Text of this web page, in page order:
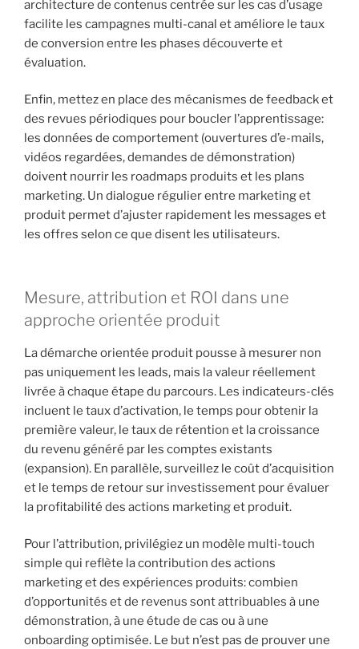
architecture de contenus centrée sur les cas d’usage
facilite les campagnes multi-canal et améliore le taux
de conversion entre les phases découverte et
évaluation.
Enfin, mettez en place des mécanismes de feedback et
des revues périodiques pour boucler l’apprentissage:
les données de comportement (ouvertures d’e-mails,
vidéos regardées, demandes de démonstration)
doivent nourrir les roadmaps produits et les plans
marketing. Un dialogue régulier entre marketing et
produit permet d’ajuster rapidement les messages et
les offres selon ce que disent les utilisateurs.
Mesure, attribution et ROI dans une
approche orientée produit
La démarche orientée produit pousse à mesurer non
pas uniquement les leads, mais la valeur réellement
livrée à chaque étape du parcours. Les indicateurs-clés
incluent le taux d’activation, le temps pour obtenir la
première valeur, le taux de rétention et la croissance
du revenu généré par les comptes existants
(expansion). En parallèle, surveillez le coût d’acquisition
et le temps de retour sur investissement pour évaluer
la profitabilité des actions marketing et produit.
Pour l’attribution, privilégiez un modèle multi-touch
simple qui reflète la contribution des actions
marketing et des expériences produits: combien
d’opportunités et de revenus sont attribuables à une
démonstration, à une étude de cas ou à une
onboarding optimisée. Le but n’est pas de prouver une